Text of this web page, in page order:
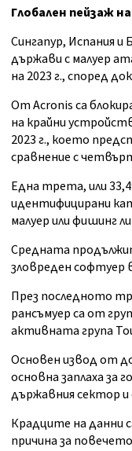
Глобален пейзаж
Сингапур, Испания и
държави с малуер
на 2023 г., според
От Acronis са
на крайни
2023 г., което
сравнение с
Една трета, или
идентифицирани
малуер или фишинг
Средната
зловреден софтуер
През последното
рансъмуер са от
активната група
Основен извод от
основна заплаха за
държавния сектор и
Крадците на данни
причина за